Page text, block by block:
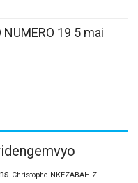
NUMERO 19 5 mai
Christophe NKEZABAHIZI